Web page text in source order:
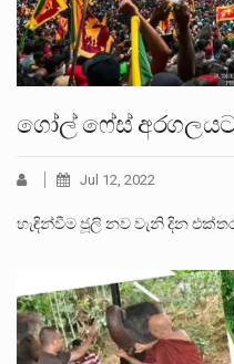
ගෝල් ෆේස්
Jul 12, 2022
හැඳින්වීම ජූලි නව වැනි දින